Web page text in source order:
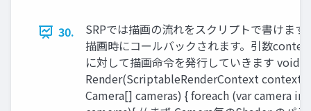
30.
SRPでは描画の流れをスクリプトで書けます
描画時にコールバックされます。引数
に対して描画命令を発行していきます void
Render(ScriptableRenderContext context,
Camera[] cameras) { foreach (var camera in